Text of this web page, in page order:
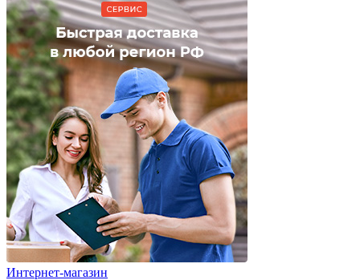
Интернет-магазин